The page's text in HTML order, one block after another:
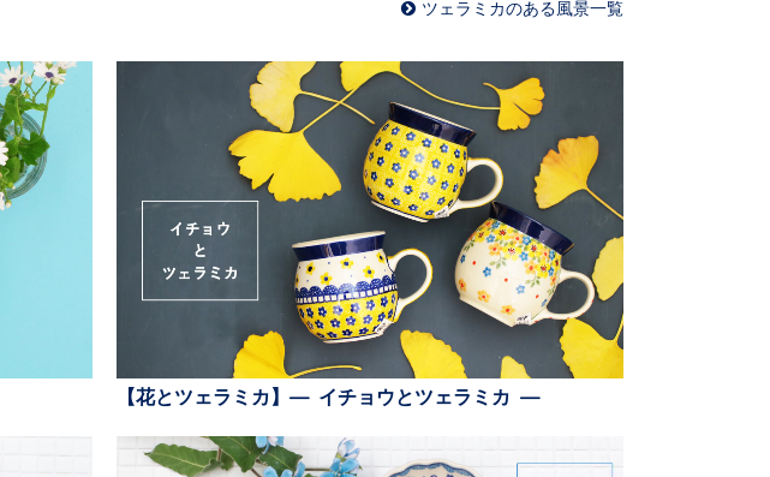
ツェラミカのある風景一覧
【花とツェラミカ】— イチョウとツェラミカ —